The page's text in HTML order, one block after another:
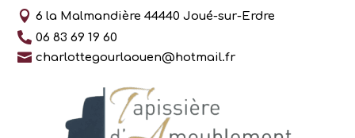
 6 la Malmandière 44440 Joué-sur-Erdre
 06 83 69 19 60
 charlottegourlaouen@hotmail.fr